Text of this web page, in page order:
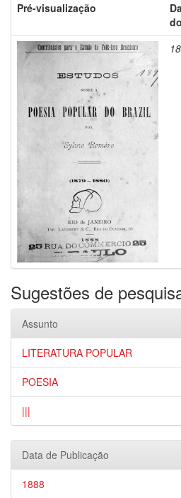
Pré-visualização
Sugestões de
Assunto
LITERATURA POPULAR
POESIA
|||
Data de Publicação
1888